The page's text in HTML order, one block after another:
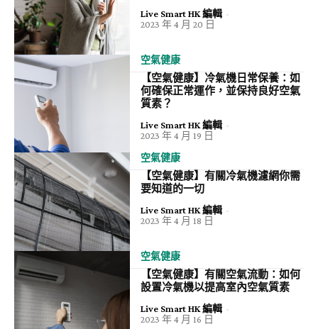
Live Smart HK 編輯 -
2023 年 4 月 20 日
空氣健康
【空氣健康】冷氣機日常保養：如
何確保正常運作，並保持良好空氣
質素？
Live Smart HK 編輯 -
2023 年 4 月 19 日
空氣健康
【空氣健康】有關冷氣機濾網你需
要知道的一切
Live Smart HK 編輯 -
2023 年 4 月 18 日
空氣健康
【空氣健康】有關空氣流動：如何
設置冷氣機以提高室內空氣質素
Live Smart HK 編輯 -
2023 年 4 月 16 日